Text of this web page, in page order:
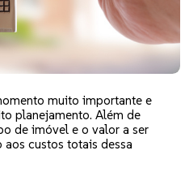
muito importante e
planejamento. Além de
de imóvel e o valor a ser
custos totais dessa